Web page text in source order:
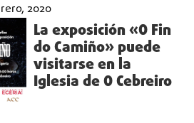
2020
La exposición «O Fin
do Camiño» puede
visitarse en la
Iglesia de O Cebreiro